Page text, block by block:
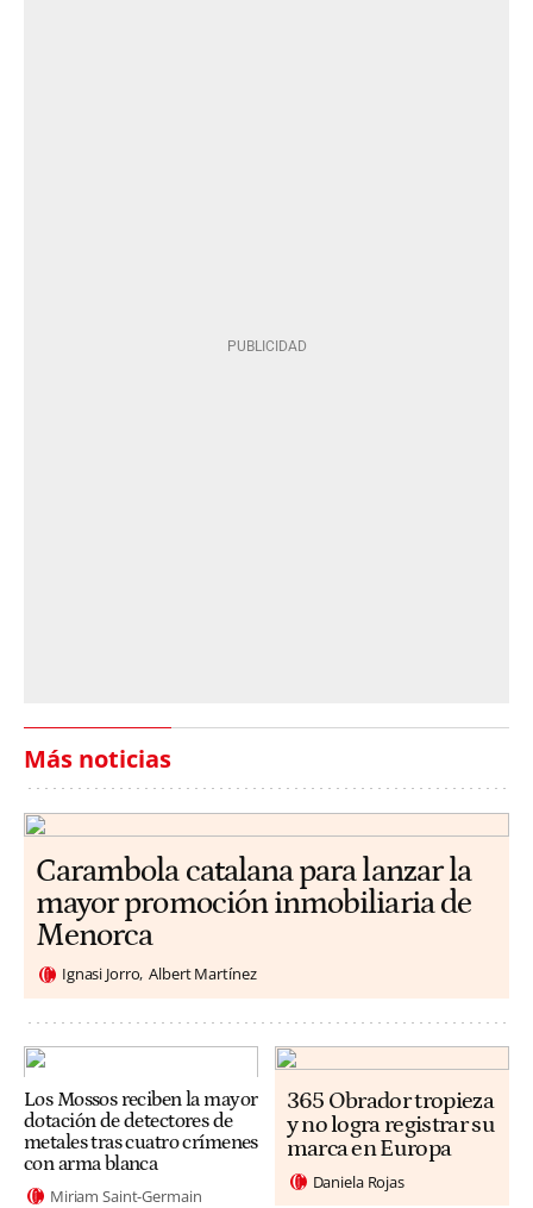
Más noticias
Carambola catalana para lanzar la
mayor promoción inmobiliaria de
Menorca
Ignasi Jorro Albert Martínez
Los Mossos reciben la mayor
dotación de detectores de
metales tras cuatro crímenes
con arma blanca
Miriam Saint-Germain
365 Obrador tropieza
y no logra registrar su
marca en Europa
Daniela Rojas